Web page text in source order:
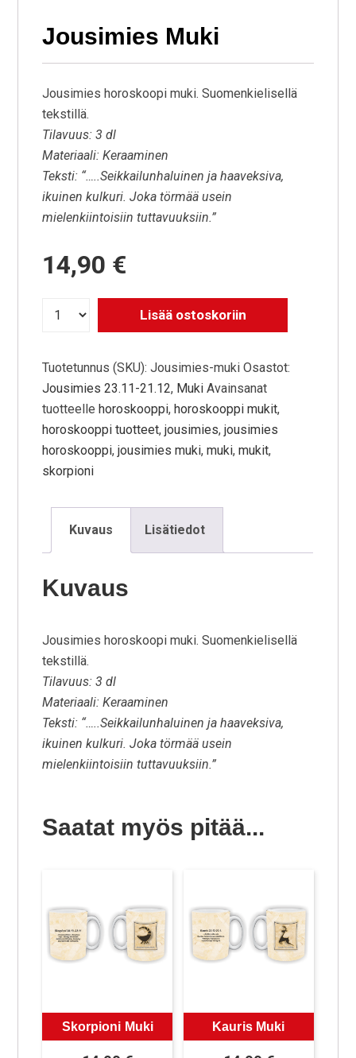
Jousimies Muki
Jousimies horoskoopi muki. Suomenkielisellä
tekstillä.
Tilavuus: 3 dl
Materiaali: Keraaminen
Teksti: “…..Seikkailunhaluinen ja haaveksiva,
ikuinen kulkuri. Joka törmää usein
mielenkiintoisiin tuttavuuksiin.”
14,90 €
Lisää ostoskoriin
Tuotetunnus (SKU):Jousimies-muki Osastot:
Jousimies 23.11-21.12, Muki Avainsanat
tuotteelle horoskooppi, horoskooppi mukit,
horoskooppi tuotteet,jousimies,jousimies
horoskooppi,jousimies muki,muki,mukit,
skorpioni
Kuvaus Lisätiedot
Kuvaus
Jousimies horoskoopi muki. Suomenkielisellä
tekstillä.
Tilavuus: 3 dl
Materiaali: Keraaminen
Teksti: “…..Seikkailunhaluinen ja haaveksiva,
ikuinen kulkuri. Joka törmää usein
mielenkiintoisiin tuttavuuksiin.”
Saatat myös pitää...
Skorpioni Muki Kauris Muki